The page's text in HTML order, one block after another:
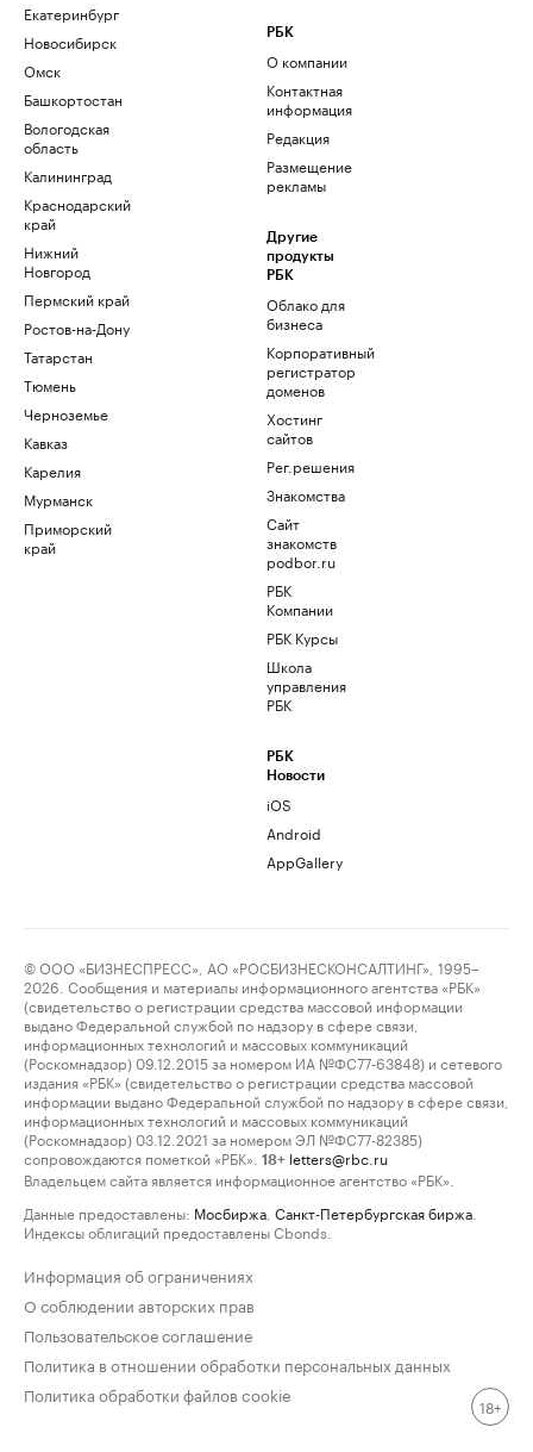
Екатеринбург
Новосибирск
Омск
Башкортостан
Вологодская
область
Калининград
Краснодарский
край
Нижний
Новгород
Пермский край
Ростов-на-Дону
Татарстан
Тюмень
Черноземье
Кавказ
Карелия
Мурманск
Приморский
край
РБК
О компании
Контактная
информация
Редакция
Размещение
рекламы
Другие
продукты
РБК
Облако для
бизнеса
Корпоративный
регистратор
доменов
Хостинг
сайтов
Рег.решения
Знакомства
Сайт
знакомств
podbor.ru
РБК
Компании
РБК Курсы
Школа
управления
РБК
РБК
Новости
iOS
Android
AppGallery
© ООО «БИЗНЕСПРЕСС», АО «РОСБИЗНЕСКОНСАЛТИНГ», 1995–
2026. Сообщения и материалы информационного агентства «РБК»
(свидетельство о регистрации средства массовой информации
выдано Федеральной службой по надзору в сфере связи,
информационных технологий и массовых коммуникаций
(Роскомнадзор) 09.12.2015 за номером ИА №ФС77-63848) и сетевого
издания «РБК» (свидетельство о регистрации средства массовой
информации выдано Федеральной службой по надзору в сфере связи,
информационных технологий и массовых коммуникаций
(Роскомнадзор) 03.12.2021 за номером ЭЛ №ФС77-82385)
сопровождаются пометкой «РБК».
18+ letters@rbc.ru
Владельцем сайта является информационное агентство «РБК».
Данные предоставлены: Мосбиржа Санкт-Петербургская биржа
Индексы облигаций предоставлены Cbonds.
Информация об ограничениях
О соблюдении авторских прав
Пользовательское соглашение
Политика в отношении обработки персональных данных
Политика обработки файлов cookie
18+